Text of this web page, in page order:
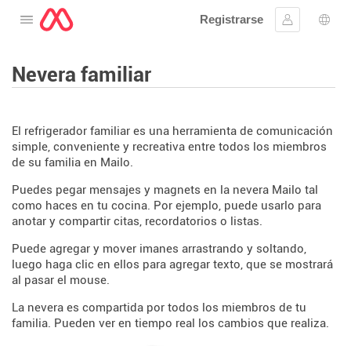
Abre el menú
Registrarse
Ingresar
Nevera familiar
El refrigerador familiar es una herramienta de comunicación
simple, conveniente y recreativa entre todos los miembros
de su familia en Mailo.
Puedes pegar mensajes y magnets en la nevera Mailo tal
como haces en tu cocina. Por ejemplo, puede usarlo para
anotar y compartir citas, recordatorios o listas.
Puede agregar y mover imanes arrastrando y soltando,
luego haga clic en ellos para agregar texto, que se mostrará
al pasar el mouse.
La nevera es compartida por todos los miembros de tu
familia. Pueden ver en tiempo real los cambios que realiza.